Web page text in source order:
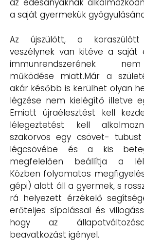
az édesanyáknak
a saját gyermekük
Az újszülött, a
veszélynek van kitéve a saját
immunrendszerének
működése miatt.Már a
akár később is kerülhet olyan
légzése nem kielégítő illetve
Emiatt újraélesztést kell
lélegeztetést kell
szakorvos egy csövet-
légcsövébe és a kis
megfelelően beállítja a
Közben folyamatos
gépi) alatt áll a gyermek, s
rá helyezett érzékelő
erőteljes sípolással és
hogy az
beavatkozást igényel.